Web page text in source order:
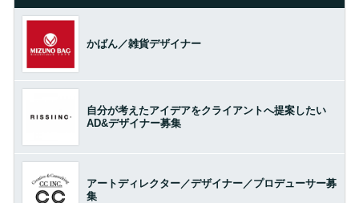
かばん／雑貨デザイナー
自分が考えたアイデアをクライアントへ提案したい
AD&デザイナー募集
アートディレクター／デザイナー／プロデューサー募
集